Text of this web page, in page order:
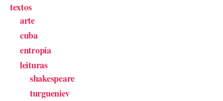
textos
arte
cuba
entropia
leituras
shakespeare
turgueniev